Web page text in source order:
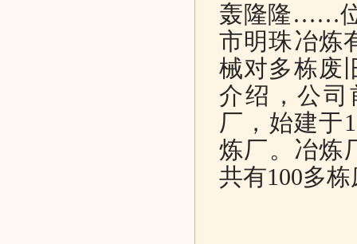
轰隆隆……位
市明珠冶炼
械对多栋废
介绍，公
厂，始建于
炼厂。冶炼
共有100多